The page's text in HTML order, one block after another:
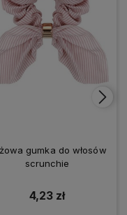
gumka do włosów
scrunchie
4,23 zł